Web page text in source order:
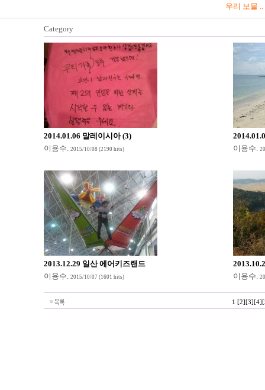
우리 보물
Category
2014.01.06 말레이시아 (3)
이용수. 2015/10/08 (2190 hits)
이용수.
2013.12.29 일산 에어키즈랜드
이용수. 2015/10/07(1601 hits)
이용수.
1 [2] [3] [4]